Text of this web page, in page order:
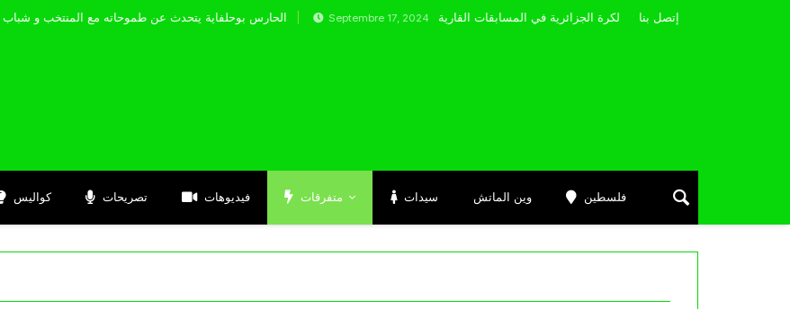
الحارس بوحلفاية يتحدث عن طموحاته مع Septembre 17, 2024 إتصل بنا
كواليس تصريحات فيديوهات متفرقات سيدات وين الماتش فلسطين